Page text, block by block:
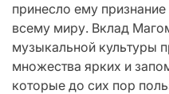
принесло ему
всему миру. Вклад
музыкальной культуры
множества ярких и
которые до сих пор